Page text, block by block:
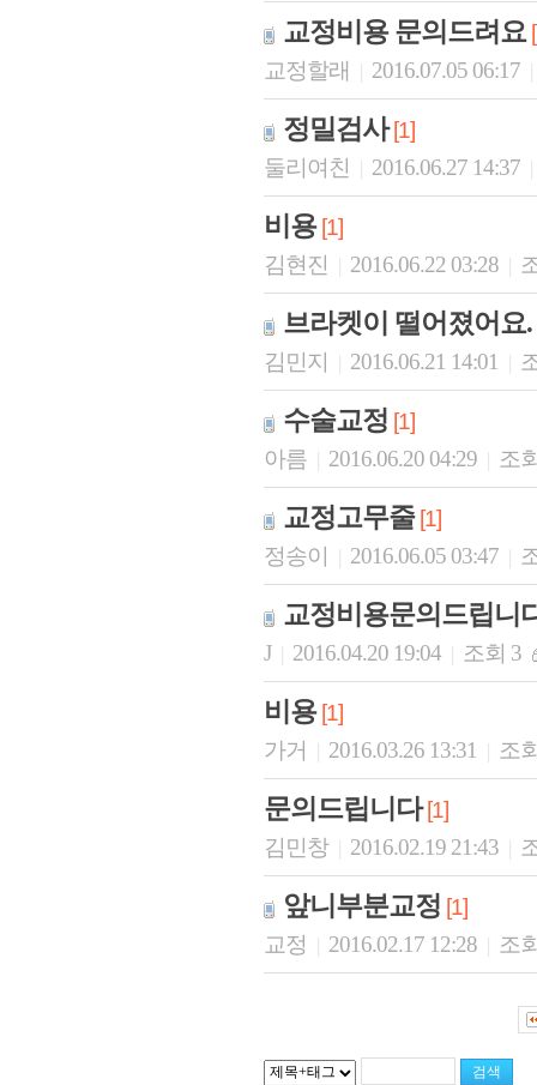
교정비용 문의드려요
교정할래
2016.07.05 06:17
정밀검사 [1]
둘리여친
2016.06.27 14:37
비용 [1]
김현진
2016.06.22 03:28
브라켓이 떨어졌어요.
김민지 2016.06.21 14:01
수술교정 [1]
아름
2016.06.20 04:29 조
교정고무줄 [1]
정송이
2016.06.05 03:47
교정비용문의드립니
J 2016.04.20 19:04 조회 3
비용 [1]
가거
2016.03.26 13:31 조
문의드립니다 [1]
김민창
2016.02.19 21:43
앞니부분교정 [1]
교정
2016.02.17 12:28 조